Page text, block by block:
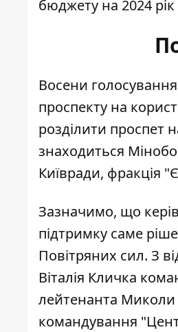
бюджету на 2024 рік
Восени
проспекту на
розділити проспет
знаходиться
Київради, фракція
Зазначимо, що
підтримку саме
Повітряних сил. З
Віталія Кличка
лейтенанта
командування